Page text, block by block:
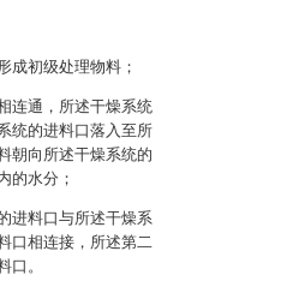
成初级处理物料；
连通，所述干燥系统
统的进料口落入至所
朝向所述干燥系统的
的水分；
进料口与所述干燥系
口相连接，所述第二
口。